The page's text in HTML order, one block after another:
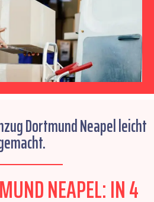
Dortmund Neapel leicht
NEAPEL: IN 4